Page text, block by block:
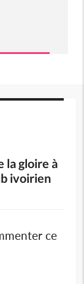
la gloire à
ivoirien
ce